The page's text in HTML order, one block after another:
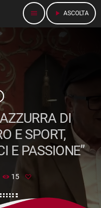
menu play_arrow ASCOLTA
DI
E SPORT,
E PASSIONE”
15